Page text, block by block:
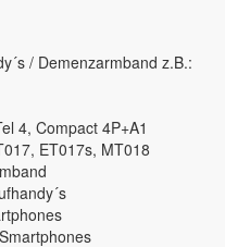
/ Demenzarmband z.B.:
4, Compact 4P+A1
ET017s, MT018